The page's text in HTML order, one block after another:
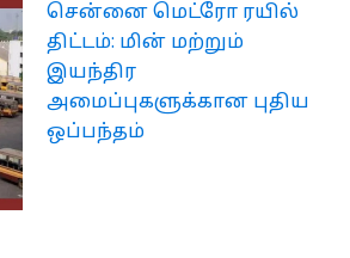
சென்னை மெட்ரோ ரயில்
திட்டம்: மின் மற்றும்
இயந்திர
அமைப்புகளுக்கான புதிய
ஒப்பந்தம்